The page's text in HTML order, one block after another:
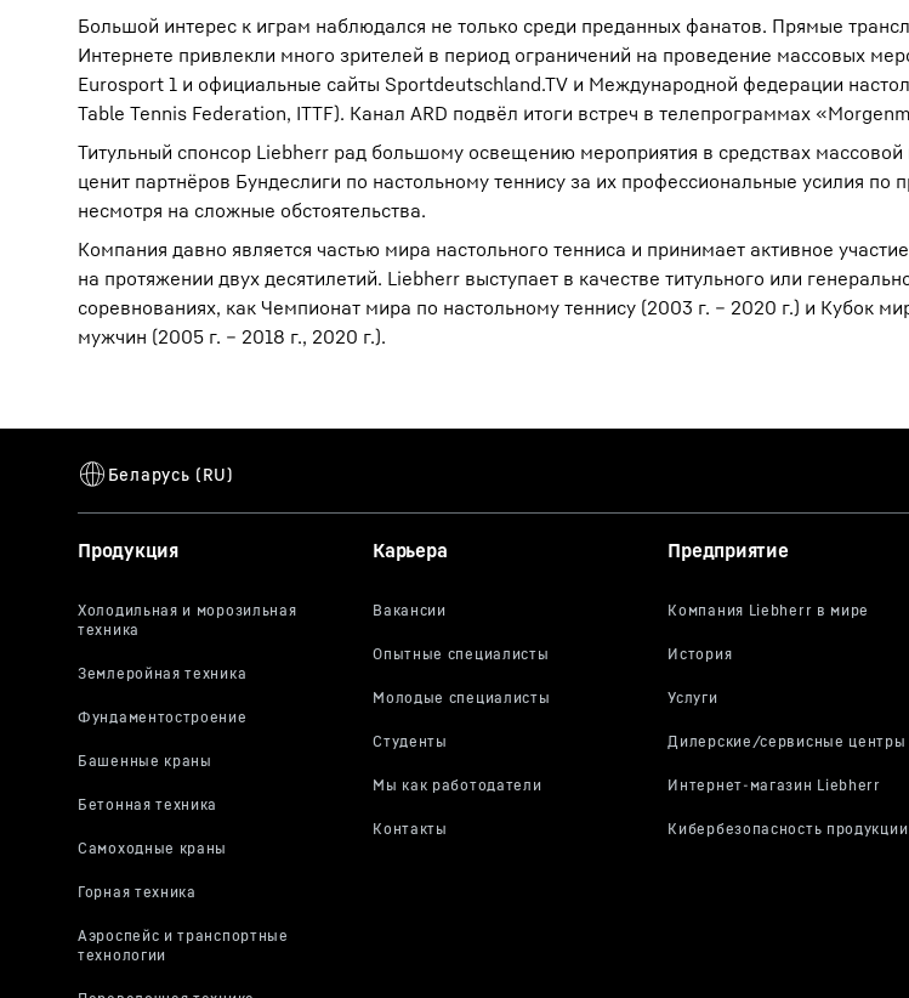
Большой интерес к играм наблюдался не только среди преданных фанатов. Прямые
Интернете привлекли много зрителей в период ограничений на проведение массовых
Eurosport 1 и официальные сайты Sportdeutschland.TV и Международной федерации
Table Tennis Federation, ITTF). Канал ARD подвёл итоги встреч в телепрограммах
Титульный спонсор Liebherr рад большому освещению мероприятия в средствах
ценит партнёров Бундеслиги по настольному теннису за их профессиональные усилия
несмотря на сложные обстоятельства.
Компания давно является частью мира настольного тенниса и принимает активное
на протяжении двух десятилетий. Liebherr выступает в качестве титульного или
соревнованиях, как Чемпионат мира по настольному теннису (2003 г. – 2020 г.) и Кубок
мужчин (2005 г. – 2018 г., 2020 г.).
Продукция Карьера Предприятие